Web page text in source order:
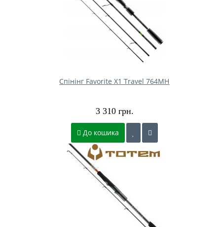
Спінінг Favorite X1 Travel 764MH
3 310 грн.
До кошика